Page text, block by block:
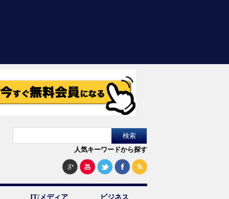
人気キーワードから探す
IT/メディア ビジネス